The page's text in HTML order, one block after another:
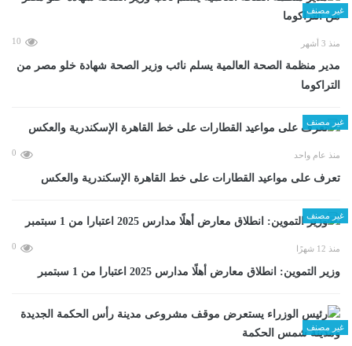
غير مصنف
منذ 3 أشهر 10
مدير منظمة الصحة العالمية يسلم نائب وزير الصحة شهادة خلو مصر من
التراكوما
غير مصنف
منذ عام واحد 0
تعرف على مواعيد القطارات على خط القاهرة الإسكندرية والعكس
غير مصنف
منذ 12 شهرًا 0
وزير التموين: انطلاق معارض أهلًا مدارس 2025 اعتبارا من 1 سبتمبر
غير مصنف